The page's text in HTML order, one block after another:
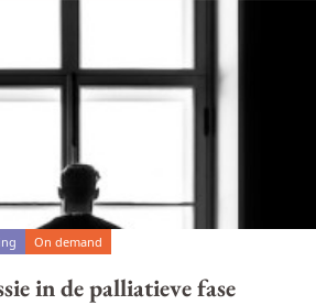
On demand
in de palliatieve fase